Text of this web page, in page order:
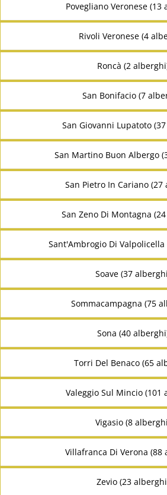
Povegliano Veronese (13
Rivoli Veronese (4
Roncà (2
San Bonifacio (7
San Giovanni Lupatoto
San Martino Buon Albergo
San Pietro In Cariano (27
San Zeno Di Montagna
Sant'Ambrogio Di
Soave (37
Sommacampagna (75
Sona (40
Torri Del Benaco (65
Valeggio Sul Mincio (101
Vigasio (8
Villafranca Di Verona (88
Zevio (23